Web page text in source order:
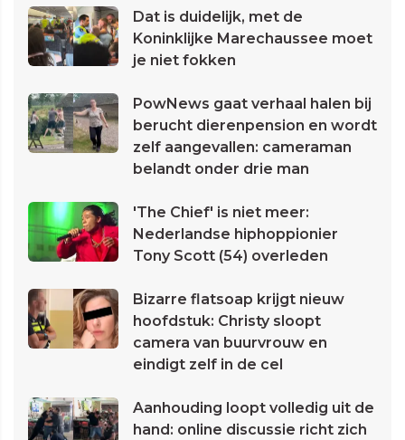
Dat is duidelijk, met de
Koninklijke Marechaussee moet
je niet fokken
PowNews gaat verhaal halen bij
berucht dierenpension en wordt
zelf aangevallen: cameraman
belandt onder drie man
'The Chief' is niet meer:
Nederlandse hiphoppionier
Tony Scott (54) overleden
Bizarre flatsoap krijgt nieuw
hoofdstuk: Christy sloopt
camera van buurvrouw en
eindigt zelf in de cel
Aanhouding loopt volledig uit de
hand: online discussie richt zich